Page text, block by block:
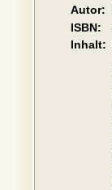
Autor:
ISBN:
Inhalt: